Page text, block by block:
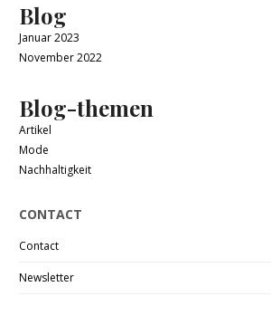
Blog
Januar 2023
November 2022
Blog-themen
Artikel
Mode
Nachhaltigkeit
CONTACT
Contact
Newsletter